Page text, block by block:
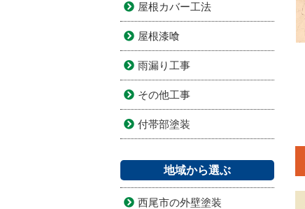
屋根カバー工法
屋根漆喰
雨漏り工事
その他工事
付帯部塗装
地域から選ぶ
西尾市の外壁塗装